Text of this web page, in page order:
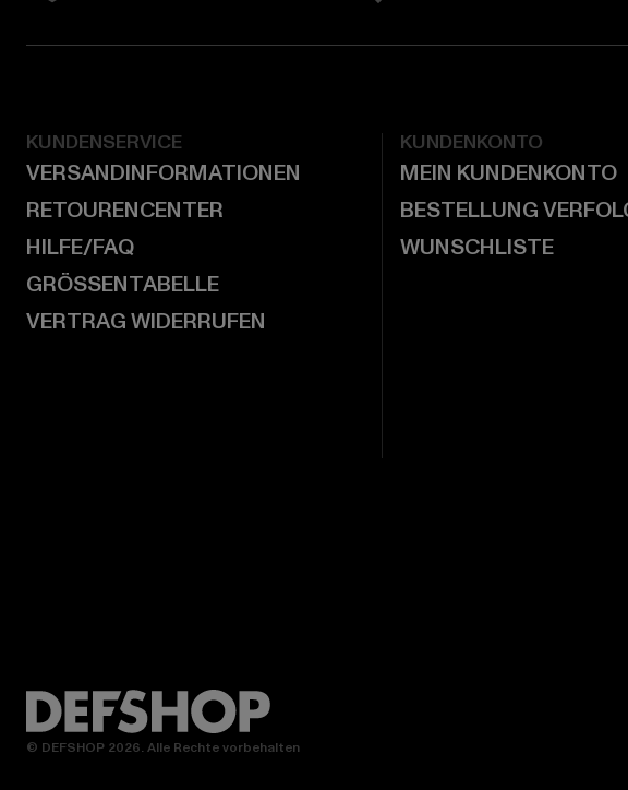
KUNDENSERVICE
VERSANDINFORMATIONEN
RETOURENCENTER
HILFE/FAQ
GRÖSSENTABELLE
VERTRAG WIDERRUFEN
KUNDENKONTO
MEIN KUNDENKONTO
BESTELLUNG
WUNSCHLISTE
© DEFSHOP 2026. Alle Rechte vorbehalten